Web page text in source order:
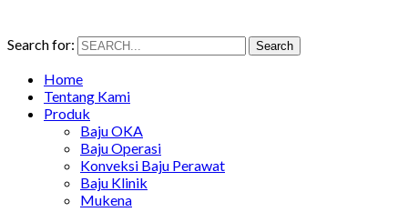
Search for: Search
Home
Tentang Kami
Produk
Baju OKA
Baju Operasi
Konveksi Baju Perawat
Baju Klinik
Mukena